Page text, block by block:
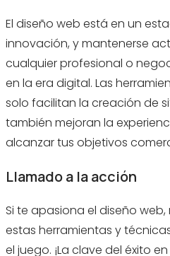
El diseño web está en un
innovación, y mantenerse
cualquier profesional o
en la era digital. Las
solo facilitan la creación de
también mejoran la
alcanzar tus objetivos
Llamado a la acción
Si te apasiona el diseño
estas herramientas y
el juego. ¡La clave del éxito